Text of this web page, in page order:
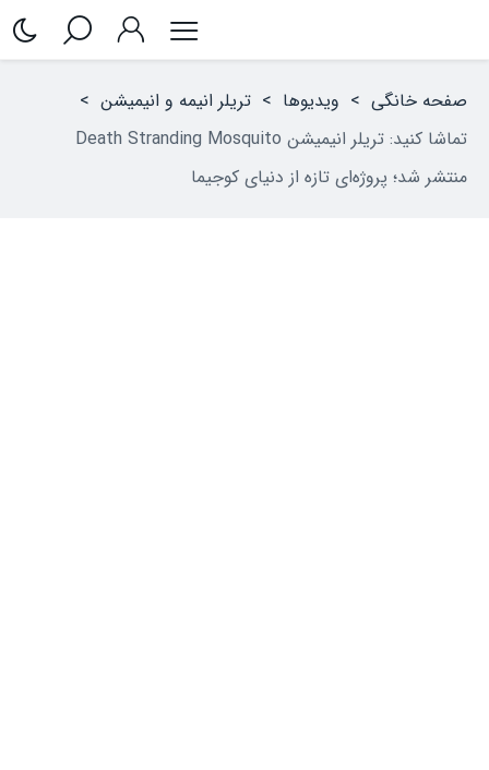
صفحه خانگی > ویدیوها > تریلر انیمه‌ و انیمیشن >
تماشا کنید: تریلر انیمیشن Death Stranding Mosquito
منتشر شد؛ پروژه‌ای تازه از دنیای کوجیما